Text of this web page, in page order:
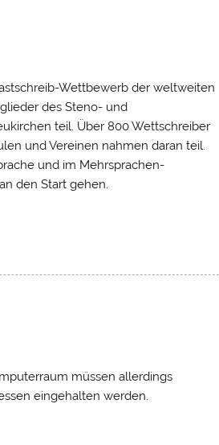
Wettbewerb der weltweiten
des Steno- und
teil. Über 800 Wettschreiber
und Vereinen nahmen daran teil.
und im Mehrsprachen-
den Start gehen.
müssen allerdings
eingehalten werden.